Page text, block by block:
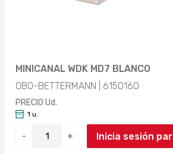
MINICANAL WDK MD7 BLANCO
OBO-BETTERMANN | 6150160
PRECIO Ud.
- +
1 u.
Inicia sesión